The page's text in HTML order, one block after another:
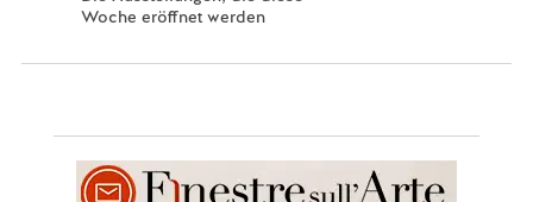
Woche eröffnet werden